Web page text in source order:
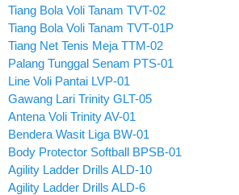
Tiang Bola Voli Tanam TVT-02
Tiang Bola Voli Tanam TVT-01P
Tiang Net Tenis Meja TTM-02
Palang Tunggal Senam PTS-01
Line Voli Pantai LVP-01
Gawang Lari Trinity GLT-05
Antena Voli Trinity AV-01
Bendera Wasit Liga BW-01
Body Protector Softball BPSB-01
Agility Ladder Drills ALD-10
Agility Ladder Drills ALD-6